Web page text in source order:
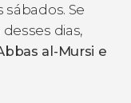
sábados. Se
dias,
al-Mursi e